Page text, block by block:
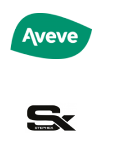
Afbeelding